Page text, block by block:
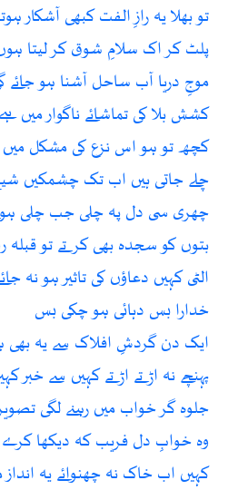
تو بھلا یہ رازِ الفت کبھی آشکار
پلٹ کر اک سلامِ شوق کر لیتا
موجِ دریا آب ساحل آشنا ہو جائے
کشش بلا کی تماشائے ناگوار میں ہے
کچھ تو ہو اس نزع کی مشکل میں
چلے جاتی ہیں اب تک چشمکیں
چھری سی دل پہ چلی جب چلی
بتوں کو سجدہ بھی کرتے تو قبلہ
الٹی کہیں دعاؤں کی تاثیر ہو نہ
خدارا بس دہائی ہو چکی بس
ایک دن گردشِ افلاک سے یہ بھی
پہنچے نہ اڑتے اڑتے کہیں سے خبر
جلوہ گر خواب میں رہنے لگی
وہ خوابِ دل فریب کہ دیکھا کرے
کہیں اب خاک نہ چھنوائے یہ